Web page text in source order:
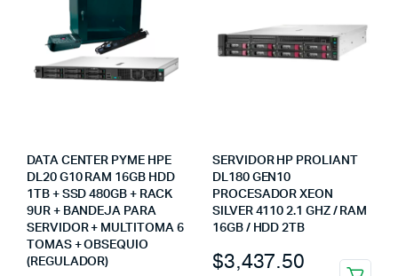
DATA CENTER PYME HPE
DL20 G10 RAM 16GB HDD
1TB + SSD 480GB + RACK
9UR + BANDEJA PARA
SERVIDOR + MULTITOMA 6
TOMAS + OBSEQUIO
(REGULADOR)
SERVIDOR HP PROLIANT
DL180 GEN10
PROCESADOR XEON
SILVER 4110 2.1 GHZ / RAM
16GB / HDD 2TB
$3,437.50